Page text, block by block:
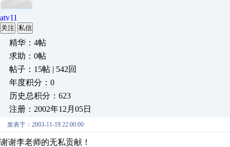
atv11
关注 私信
精华：4帖
求助：0帖
帖子：15帖 | 542回
年度积分：0
历史总积分：623
注册：2002年12月05日
发表于：2003-11-19 22:00:00
谢谢李老师的无私贡献！